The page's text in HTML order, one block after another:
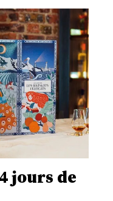
jours de